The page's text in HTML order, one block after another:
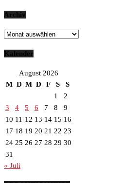
Archiv
Archiv
Kalender
August 2026
M D M D F S
S
1
2
3
4 5 6 7 8
9
10 11 12 13 14 15 16
17 18 19 20 21 22 23
24 25 26 27 28 29 30
31
« Juli